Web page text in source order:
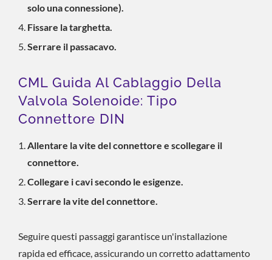
solo una connessione).
Fissare la targhetta.
Serrare il passacavo.
CML Guida Al Cablaggio Della
Valvola Solenoide: Tipo
Connettore DIN
Allentare la vite del connettore e scollegare il
connettore.
Collegare i cavi secondo le esigenze.
Serrare la vite del connettore.
Seguire questi passaggi garantisce un'installazione
rapida ed efficace, assicurando un corretto adattamento